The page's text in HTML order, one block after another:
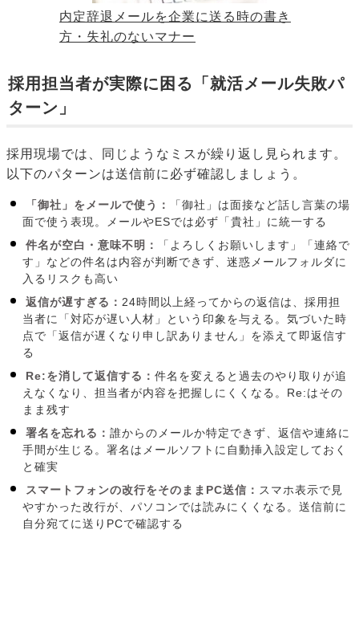
内定辞退メールを企業に送る時の書き
方・失礼のないマナー
採用担当者が実際に困る「就活メール失敗パ
ターン」
採用現場では、同じようなミスが繰り返し見られます。
以下のパターンは送信前に必ず確認しましょう。
「御社」をメールで使う：
「御社」は面接など話し言葉の場
面で使う表現。メールやESでは必ず「貴社」に統一する
件名が空白・意味不明：
「よろしくお願いします」「連絡で
す」などの件名は内容が判断できず、迷惑メールフォルダに
入るリスクも高い
返信が遅すぎる： 24時間以上経ってからの返信は、採用担
当者に「対応が遅い人材」という印象を与える。気づいた時
点で「返信が遅くなり申し訳ありません」を添えて即返信す
る
Re:を消して返信する：件名を変えると過去のやり取りが追
えなくなり、担当者が内容を把握しにくくなる。Re:はその
まま残す
署名を忘れる：誰からのメールか特定できず、返信や連絡に
手間が生じる。署名はメールソフトに自動挿入設定しておく
と確実
スマートフォンの改行をそのままPC送信： スマホ表示で見
やすかった改行が、パソコンでは読みにくくなる。送信前に
自分宛てに送りPCで確認する